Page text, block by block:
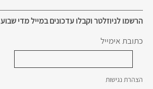
הרשמו לניוזלטר וקבלו עדכונים במייל מדי שבוע
כתובת אימייל
הצהרת נגישות